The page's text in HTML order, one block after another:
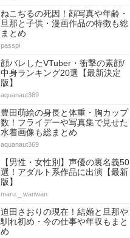
ねこぢるの死因！顔写真や年齢・
旦那と子供・漫画作品の特徴も総
まとめ
passpi
顔バレしたVTuber・衝撃の素顔/
中身ランキング20選【最新決定
版】
aquanaut369
豊田萌絵の身長と体重・胸カップ
数！フライデーや写真集で見せた
水着画像も総まとめ
aquanaut369
【男性・女性別】声優の裏名義50
選！アダルト系作品に出演【最新
版】
maru._.wanwan
迫田さおりの現在！結婚と旦那や
馴れ初め・今の仕事や年収もまと
め